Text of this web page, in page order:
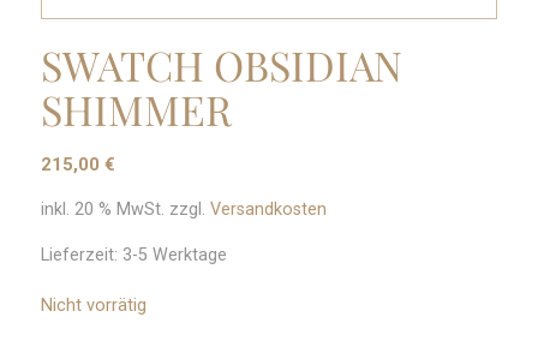
SWATCH OBSIDIAN
SHIMMER
215,00 €
inkl. 20 % MwSt. zzgl. Versandkosten
Lieferzeit: 3-5 Werktage
Nicht vorrätig